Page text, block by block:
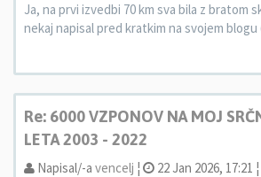
Ja, na prvi izvedbi 70 km sva bila z bratom
nekaj napisal pred kratkim na svojem blogu
Re: 6000 VZPONOV NA MOJ
LETA 2003 - 2022
Napisal/-a vencelj ¦ 22 Jan 2026, 17:21 ¦